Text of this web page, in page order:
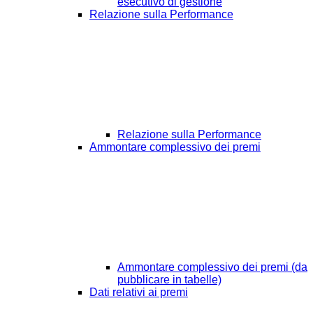
Relazione sulla Performance
Relazione sulla Performance
Ammontare complessivo dei premi
Ammontare complessivo dei premi (da
pubblicare in tabelle)
Dati relativi ai premi